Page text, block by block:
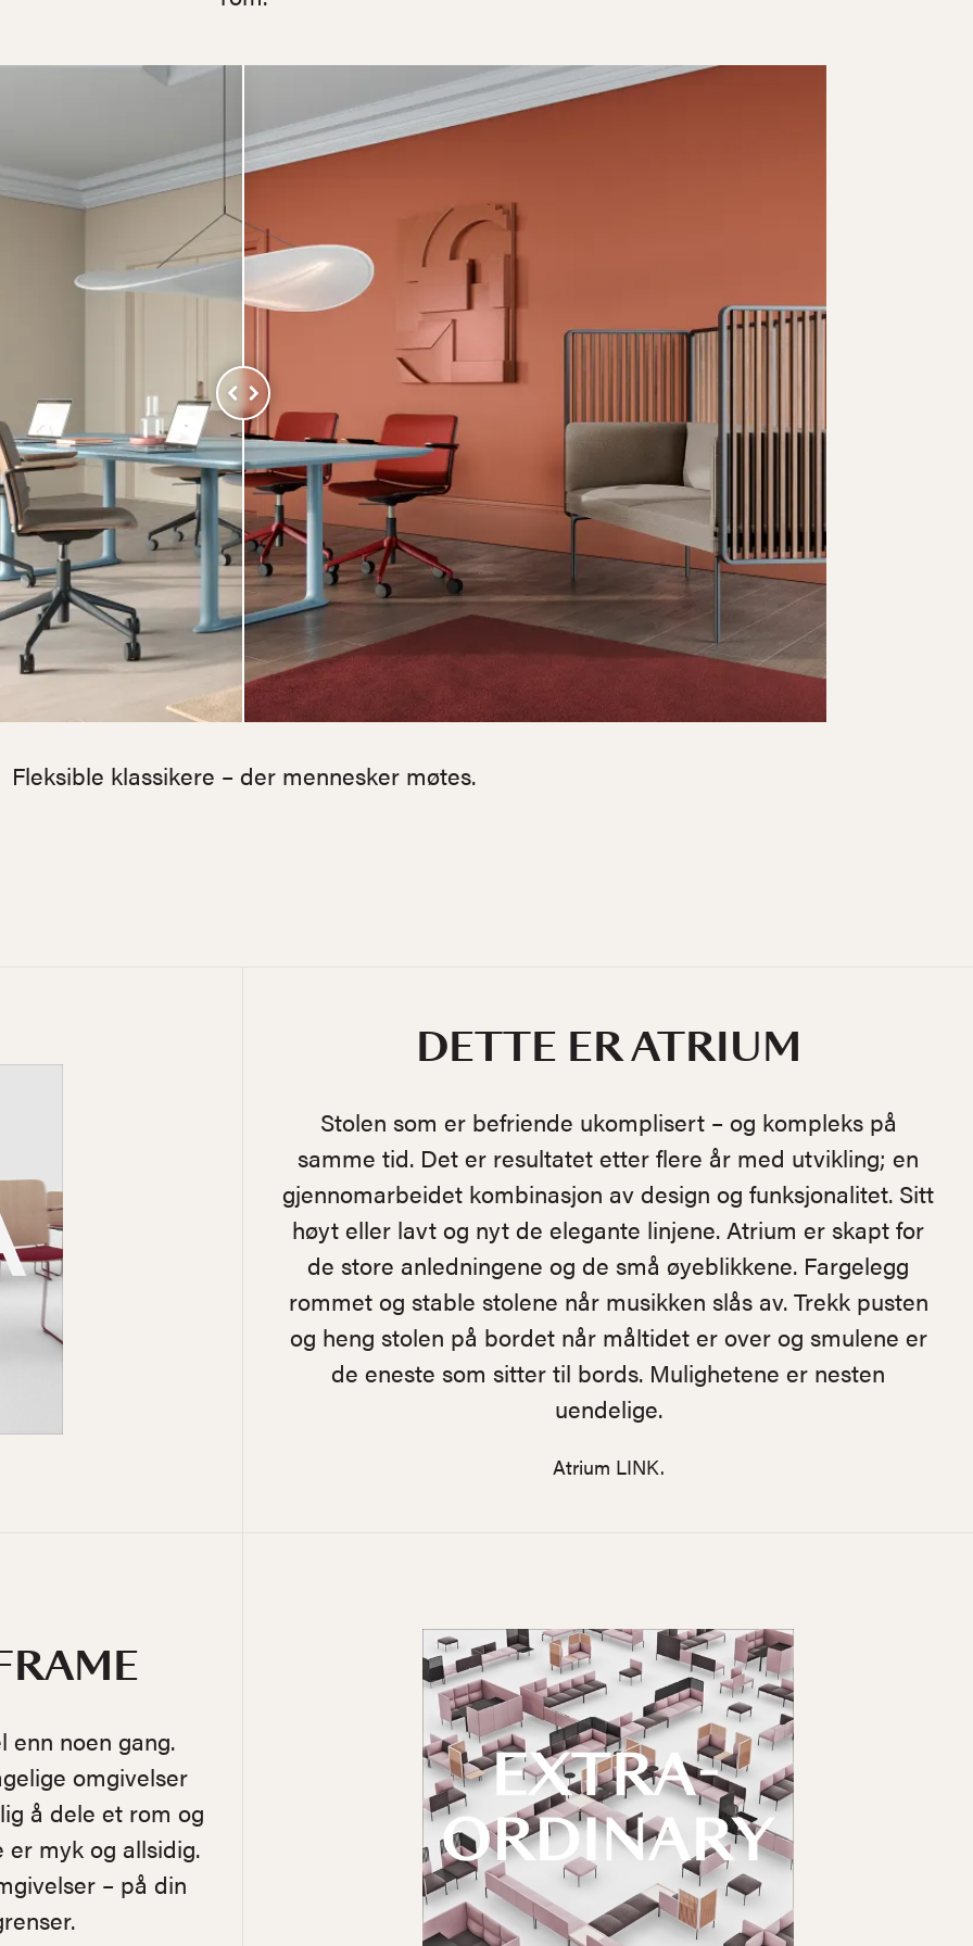
Fleksible klassikere – der mennesker møtes.
DETTE ER ATRIUM
Stolen som er befriende ukomplisert – og kompleks på
samme tid. Det er resultatet etter flere år med utvikling; en
gjennomarbeidet kombinasjon av design og funksjonalitet. Sitt
høyt eller lavt og nyt de elegante linjene. Atrium er skapt for
de store anledningene og de små øyeblikkene. Fargelegg
rommet og stable stolene når musikken slås av. Trekk pusten
og heng stolen på bordet når måltidet er over og smulene er
de eneste som sitter til bords. Mulighetene er nesten
uendelige.
Atrium LINK.
enn noen gang.
omgivelser
å dele et rom og
myk og allsidig.
– på din